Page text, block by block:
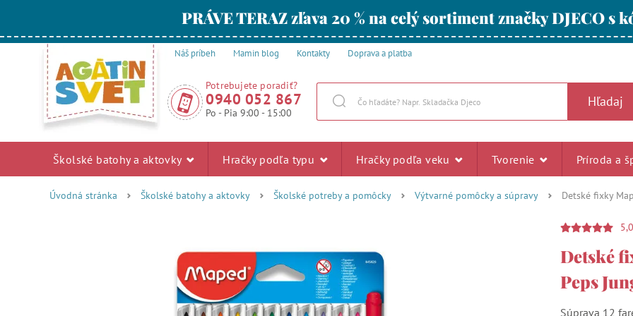
PRÁVE TERAZ zľava 20 % na celý sortiment značky DJECO s
Náš príbeh Mamin blog Kontakty Doprava a platba
Potrebujete poradiť?
0940 052 867
Po - Pia 9:00 - 15:00
Hľadaj
Školské batohy a aktovky Hračky podľa typu Hračky podľa veku Tvorenie Príroda a
Úvodná stránka Školské batohy a aktovky Školské potreby a pomôcky Výtvarné pomôcky a súpravy Detské fixky
5,0
Detské
Peps
Súprava 12